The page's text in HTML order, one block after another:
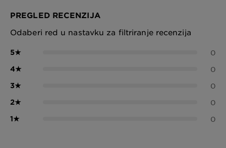
PREGLED RECENZIJA
Odaberi red u nastavku za filtriranje recenzija
5★ 0
4★ 0
3★ 0
2★ 0
1★ 0